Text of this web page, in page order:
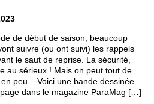
de début de saison, beaucoup
suivre (ou ont suivi) les rappels
le saut de reprise. La sécurité,
au sérieux ! Mais on peut tout de
peu... Voici une bande dessinée
dans le magazine ParaMag […]